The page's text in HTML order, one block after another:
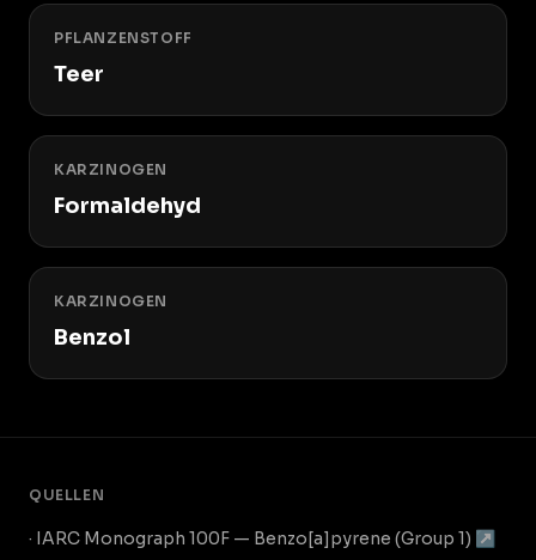
PFLANZENSTOFF
Teer
KARZINOGEN
Formaldehyd
KARZINOGEN
Benzol
QUELLEN
· IARC Monograph 100F — Benzo[a]pyrene (Group 1) ↗